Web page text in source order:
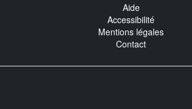
Aide
Accessibilité
Mentions légales
Contact